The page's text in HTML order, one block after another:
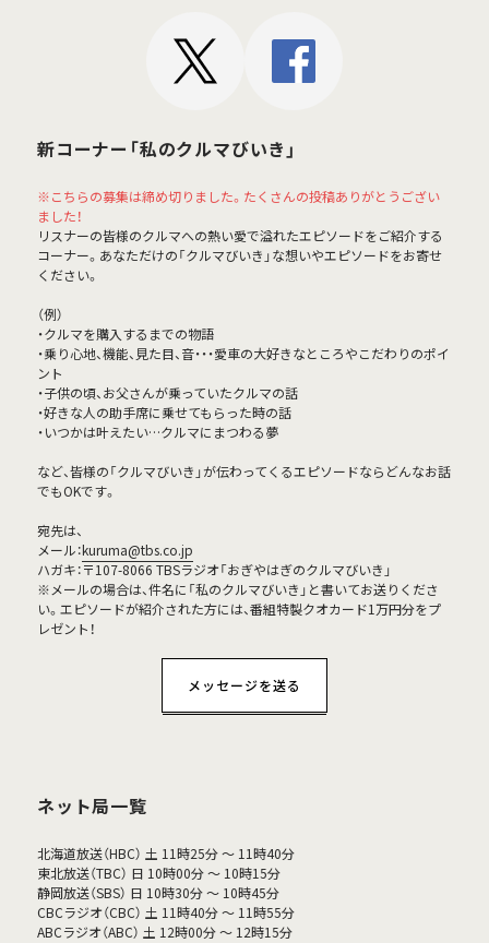
新コーナー「私のクルマびいき」
※こちらの募集は締め切りました。たくさんの投稿ありがとうござい
ました！
リスナーの皆様のクルマへの熱い愛で溢れたエピソードをご紹介する
コーナー。あなただけの「クルマびいき」な想いやエピソードをお寄せ
ください。
（例）
・クルマを購入するまでの物語
・乗り心地、機能、見た目、音・・・愛車の大好きなところやこだわりのポイ
ント
・子供の頃、お父さんが乗っていたクルマの話
・好きな人の助手席に乗せてもらった時の話
・いつかは叶えたい…クルマにまつわる夢
など、皆様の「クルマびいき」が伝わってくるエピソードならどんなお話
でもOKです。
宛先は、
メール：kuruma@tbs.co.jp
ハガキ：〒107-8066 TBSラジオ「おぎやはぎのクルマびいき」
※メールの場合は、件名に「私のクルマびいき」と書いてお送りくださ
い。エピソードが紹介された方には、番組特製クオカード1万円分をプ
レゼント！
メッセージを送る
ネット局一覧
北海道放送（HBC） 土 11時25分 ～ 11時40分
東北放送（TBC） 日 10時00分 ～ 10時15分
静岡放送（SBS） 日 10時30分 ～ 10時45分
CBCラジオ（CBC） 土 11時40分 ～ 11時55分
ABCラジオ（ABC） 土 12時00分 ～ 12時15分